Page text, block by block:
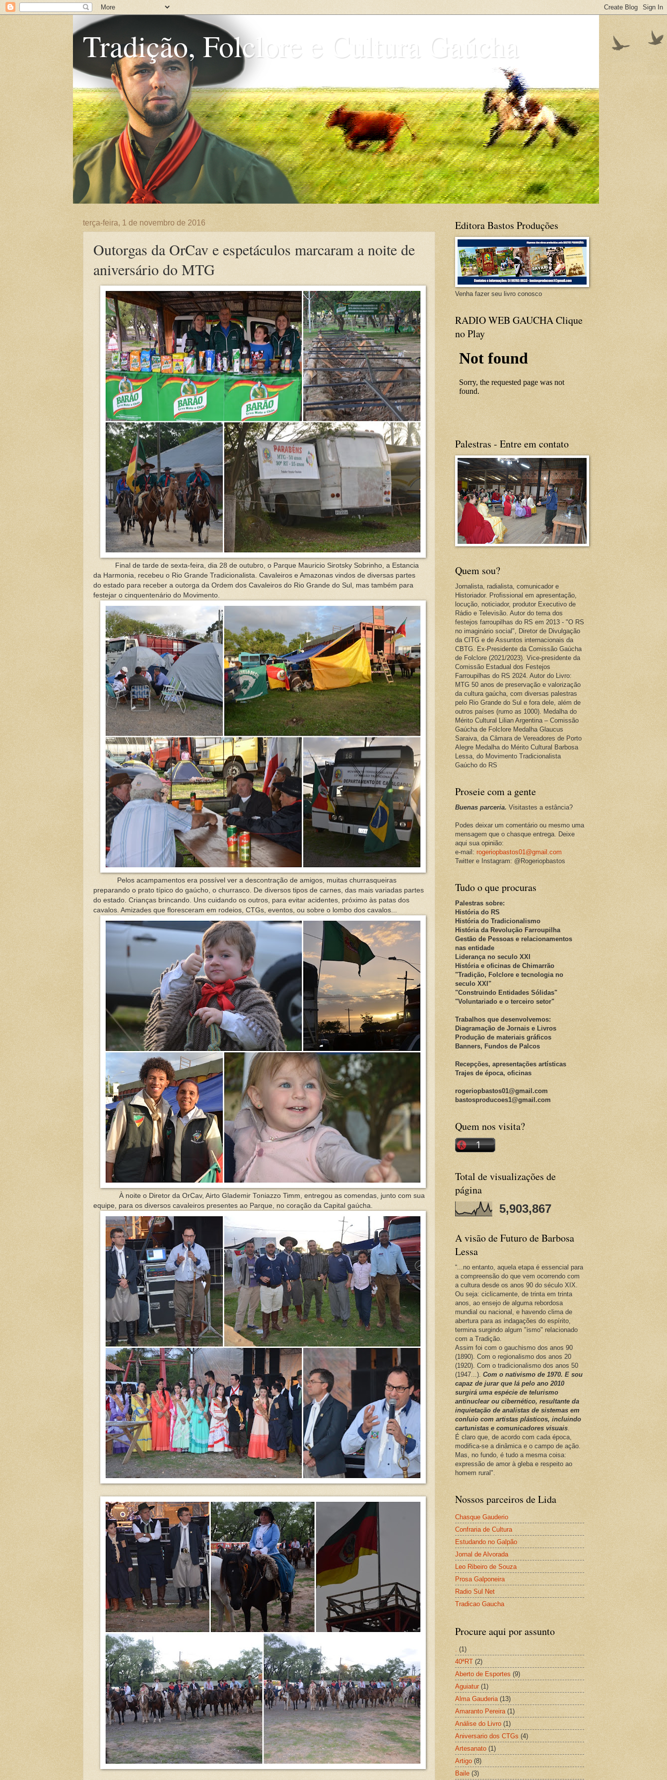
Tradição, Folclore e Cultura Gaúcha
terça-feira, 1 de novembro de 2016
Outorgas da OrCav e espetáculos marcaram a noite de
aniversário do MTG
Final de tarde de sexta-feira, dia 28 de outubro, o Parque Mauricio Sirotsky Sobrinho, a Estancia
da Harmonia, recebeu o Rio Grande Tradicionalista. Cavaleiros e Amazonas vindos de diversas partes
do estado para receber a outorga da Ordem dos Cavaleiros do Rio Grande do Sul, mas também para
festejar o cinquentenário do Movimento.
Pelos acampamentos era possível ver a descontração de amigos, muitas churrasqueiras
preparando o prato típico do gaúcho, o churrasco. De diversos tipos de carnes, das mais variadas partes
do estado. Crianças brincando. Uns cuidando os outros, para evitar acidentes, próximo às patas dos
cavalos. Amizades que floresceram em rodeios, CTGs, eventos, ou sobre o lombo dos cavalos...
À noite o Diretor da OrCav, Airto Glademir Toniazzo Timm, entregou as comendas, junto com sua
equipe, para os diversos cavaleiros presentes ao Parque, no coração da Capital gaúcha.
Editora Bastos Produções
Venha fazer seu livro conosco
RADIO WEB GAUCHA Clique
no Play
Palestras - Entre em contato
Quem sou?
Jornalista, radialista, comunicador e
Historiador. Profissional em apresentação,
locução, noticiador, produtor Executivo de
Rádio e Televisão. Autor do tema dos
festejos farroupilhas do RS em 2013 - "O RS
no imaginário social", Diretor de Divulgação
da CITG e de Assuntos internacionais da
CBTG. Ex-Presidente da Comissão Gaúcha
de Folclore (2021/2023). Vice-presidente da
Comissão Estadual dos Festejos
Farroupilhas do RS 2024. Autor do Livro:
MTG 50 anos de preservação e valorização
da cultura gaúcha, com diversas palestras
pelo Rio Grande do Sul e fora dele, além de
outros países (rumo as 1000). Medalha do
Mérito Cultural Lilian Argentina – Comissão
Gaúcha de Folclore Medalha Glaucus
Saraiva, da Câmara de Vereadores de Porto
Alegre Medalha do Mérito Cultural Barbosa
Lessa, do Movimento Tradicionalista
Gaúcho do RS
Proseie com a gente
Buenas parceria. Visitastes a estância?
Podes deixar um comentário ou mesmo uma
mensagem que o chasque entrega. Deixe
aqui sua opinião:
e-mail: rogeriopbastos01@gmail.com
Twitter e Instagram: @Rogeriopbastos
Tudo o que procuras
Palestras sobre:
História do RS
História do Tradicionalismo
História da Revolução Farroupilha
Gestão de Pessoas e relacionamentos
nas entidade
Liderança no seculo XXI
História e oficinas de Chimarrão
"Tradição, Folclore e tecnologia no
seculo XXI"
"Construindo Entidades Sólidas"
"Voluntariado e o terceiro setor"
Trabalhos que desenvolvemos:
Diagramação de Jornais e Livros
Produção de materiais gráficos
Banners, Fundos de Palcos
Recepções, apresentações artísticas
Trajes de época, oficinas
rogeriopbastos01@gmail.com
bastosproducoes1@gmail.com
Quem nos visita?
Total de visualizações de
página
5,903,867
A visão de Futuro de Barbosa
Lessa
“...no entanto, aquela etapa é essencial para
a compreensão do que vem ocorrendo com
a cultura desde os anos 90 do século XIX.
Ou seja: ciclicamente, de trinta em trinta
anos, ao ensejo de alguma rebordosa
mundial ou nacional, e havendo clima de
abertura para as indagações do espírito,
termina surgindo algum "ismo" relacionado
com a Tradição.
Assim foi com o gauchismo dos anos 90
(1890). Com o regionalismo dos anos 20
(1920). Com o tradicionalismo dos anos 50
(1947...). Com o nativismo de 1970. E sou
capaz de jurar que lá pelo ano 2010
surgirá uma espécie de telurismo
antinuclear ou cibernético, resultante da
inquietação de analistas de sistemas em
conluio com artistas plásticos, incluindo
cartunistas e comunicadores visuais.
É claro que, de acordo com cada época,
modifica-se a dinâmica e o campo de ação.
Mas, no fundo, é tudo a mesma coisa:
expressão de amor à gleba e respeito ao
homem rural".
Nossos parceiros de Lida
Chasque Gauderio
Confraria de Cultura
Estudando no Galpão
Jornal de Alvorada
Leo Ribeiro de Souza
Prosa Galponeira
Radio Sul Net
Tradicao Gaucha
Procure aqui por assunto
(1)
40ªRT (2)
Aberto de Esportes (9)
Aguiatur (1)
Alma Gauderia (13)
Amaranto Pereira (1)
Análise do Livro (1)
Aniversario dos CTGs (4)
Artesanato (1)
Artigo (8)
Baile (3)